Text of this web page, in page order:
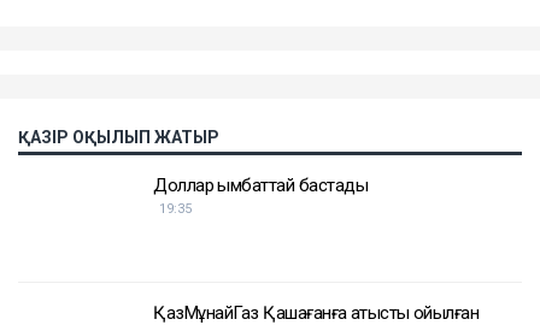
ҚАЗІР ОҚЫЛЫП ЖАТЫР
Доллар қымбаттай бастады
19:35
ҚазМұнайГаз Қашағанға қатысты қойылған